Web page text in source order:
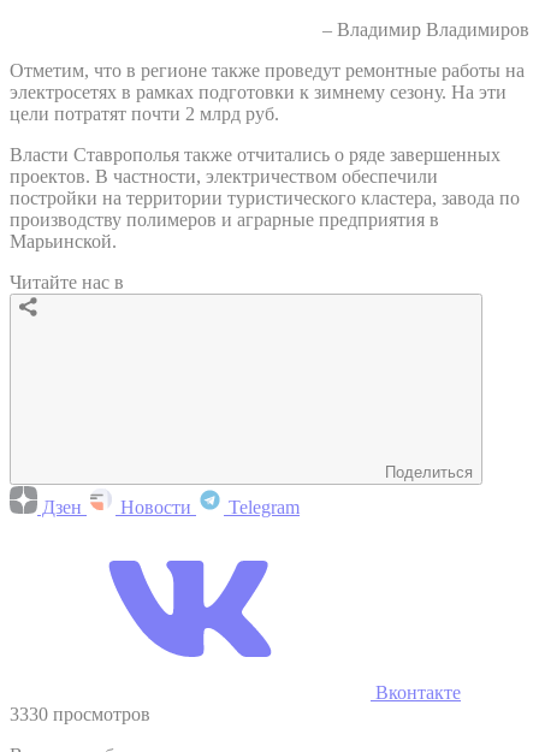
– Владимир Владимиров
Отметим, что в регионе также проведут ремонтные работы на
электросетях в рамках подготовки к зимнему сезону. На эти
цели потратят почти 2 млрд руб.
Власти Ставрополья также отчитались о ряде завершенных
проектов. В частности, электричеством обеспечили
постройки на территории туристического кластера, завода по
производству полимеров и аграрные предприятия в
Марьинской.
Читайте нас в
Поделиться
Дзен Новости Telegram
Вконтакте
3330 просмотров